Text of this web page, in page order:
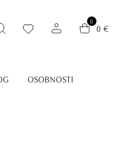
0
0 €
OSOBNOSTI